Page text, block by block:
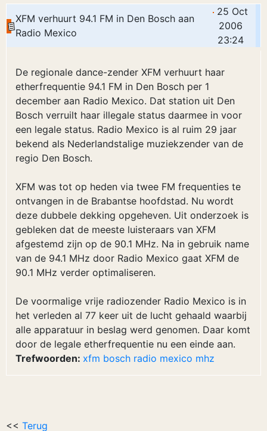
XFM verhuurt 94.1 FM in Den Bosch aan
Radio Mexico
25 Oct
2006
23:24
De regionale dance-zender XFM verhuurt haar
etherfrequentie 94.1 FM in Den Bosch per 1
december aan Radio Mexico. Dat station uit Den
Bosch verruilt haar illegale status daarmee in voor
een legale status. Radio Mexico is al ruim 29 jaar
bekend als Nederlandstalige muziekzender van de
regio Den Bosch.
XFM was tot op heden via twee FM frequenties te
ontvangen in de Brabantse hoofdstad. Nu wordt
deze dubbele dekking opgeheven. Uit onderzoek is
gebleken dat de meeste luisteraars van XFM
afgestemd zijn op de 90.1 MHz. Na in gebruik name
van de 94.1 MHz door Radio Mexico gaat XFM de
90.1 MHz verder optimaliseren.
De voormalige vrije radiozender Radio Mexico is in
het verleden al 77 keer uit de lucht gehaald waarbij
alle apparatuur in beslag werd genomen. Daar komt
door de legale etherfrequentie nu een einde aan.
Trefwoorden: xfm bosch radio mexico mhz
<< Terug